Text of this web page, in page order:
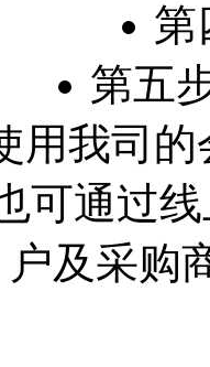
第
第五
用我司
可通过
户及采购